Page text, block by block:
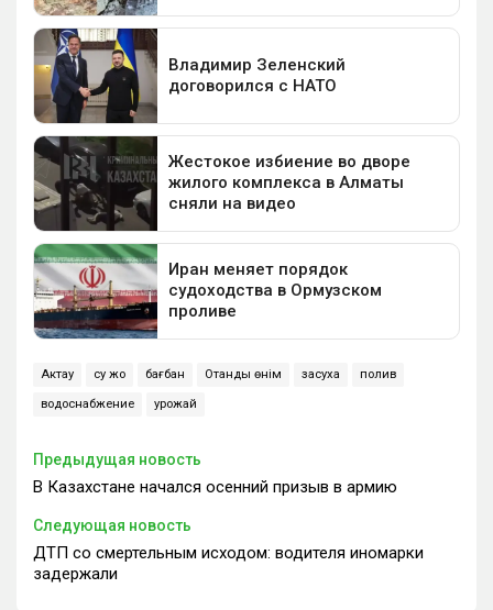
Актау су жоқ бағбан Отандық өнім засуха полив
водоснабжение урожай
Предыдущая новость
В Казахстане начался осенний призыв в армию
Следующая новость
ДТП со смертельным исходом: водителя иномарки
задержали